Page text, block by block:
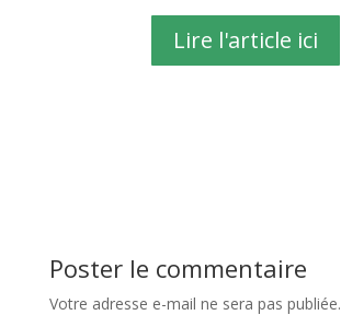
Lire l'article ici
Poster le commentaire
Votre adresse e-mail ne sera pas publiée.